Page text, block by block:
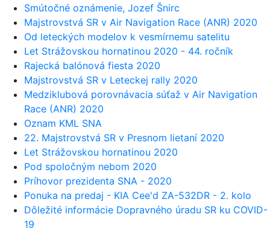
Smútočné oznámenie, Jozef Šnirc
Majstrovstvá SR v Air Navigation Race (ANR) 2020
Od leteckých modelov k vesmírnemu satelitu
Let Strážovskou hornatinou 2020 - 44. ročník
Rajecká balónová fiesta 2020
Majstrovstvá SR v Leteckej rally 2020
Medziklubová porovnávacia súťaž v Air Navigation
Race (ANR) 2020
Oznam KML SNA
22. Majstrovstvá SR v Presnom lietaní 2020
Let Strážovskou hornatinou 2020
Pod spoločným nebom 2020
Príhovor prezidenta SNA - 2020
Ponuka na predaj - KIA Cee'd ZA-532DR - 2. kolo
Dôležité informácie Dopravného úradu SR ku COVID-
19